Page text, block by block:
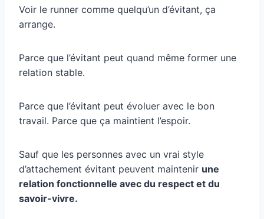
Voir le runner comme quelqu’un d’évitant, ça
arrange.
Parce que l’évitant peut quand même former une
relation stable.
Parce que l’évitant peut évoluer avec le bon
travail. Parce que ça maintient l’espoir.
Sauf que les personnes avec un vrai style
d’attachement évitant peuvent maintenir une
relation fonctionnelle avec du respect et du
savoir-vivre.